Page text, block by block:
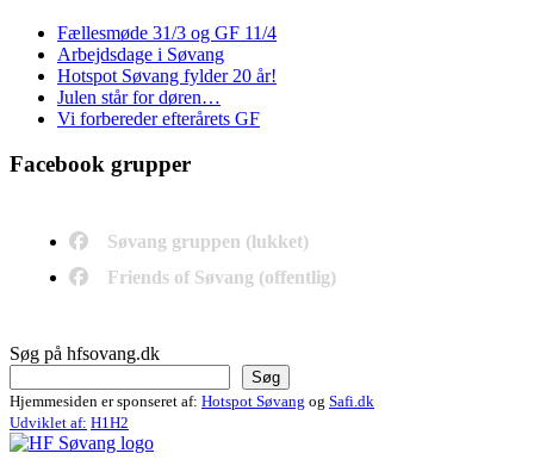
Fællesmøde 31/3 og GF 11/4
Arbejdsdage i Søvang
Hotspot Søvang fylder 20 år!
Julen står for døren…
Vi forbereder efterårets GF
Facebook grupper
Søvang gruppen (lukket)
Friends of Søvang (offentlig)
Søg på hfsovang.dk
Søg
Hjemmesiden er sponseret af: Hotspot Søvang og Safi.dk
Udviklet af: H1H2